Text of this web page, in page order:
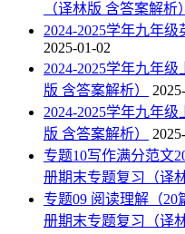
（译林版 含答案解析）
2024-2025学年九年
2025-01-02
2024-2025学年九年
版 含答案解析）
2024-2025学年九年
版 含答案解析）
专题10写作满分范文
册期末专题复习（译
专题09 阅读理解（20
册期末专题复习（译